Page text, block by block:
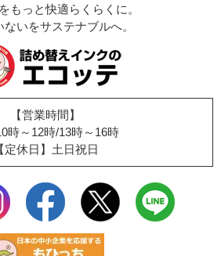
もっと快適らくらくに。
ないをサステナブルへ。
【営業時間】
時～12時/13時～16時
【定休日】土日祝日